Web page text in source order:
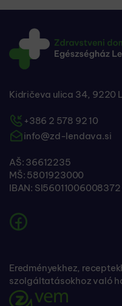
Kidričeva ulica 34, 9220
+386 2 578 92 10
info@zd-lendava.si
AŠ: 36612235
MŠ: 5801923000
IBAN:
Eredményekhez,
szolgáltatásokhoz való